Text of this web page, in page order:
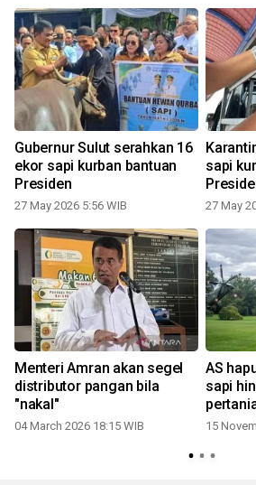
Gubernur Sulut serahkan 16
ekor sapi kurban bantuan
Presiden
27 May 2026 5:56 WIB
sapi
27 May
Menteri Amran akan segel
distributor pangan bila
"nakal"
04 March 2026 18:15 WIB
AS
sapi
15